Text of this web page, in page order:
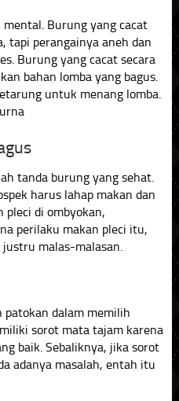
Burung yang cacat
tapi perangainya aneh dan
Burung yang cacat secara
bahan lomba yang bagus.
untuk menang lomba.
tanda burung yang sehat.
harus lahap makan dan
pleci di ombyokan,
perilaku makan pleci itu,
malas-malasan.
patokan dalam memilih
sorot mata tajam karena
baik. Sebaliknya, jika sorot
adanya masalah, entah itu